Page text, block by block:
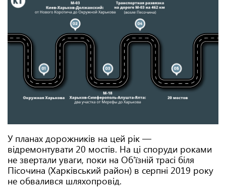
У планах дорожників на цей рік —
відремонтувати 20 мостів. На ці споруди роками
не звертали уваги, поки на Об'їзній трасі біля
Пісочина (Харківський район) в серпні 2019 року
не обвалився шляхопровід.